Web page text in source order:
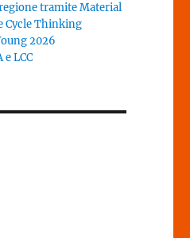
tramite Material
Cycle Thinking
2026
LCC